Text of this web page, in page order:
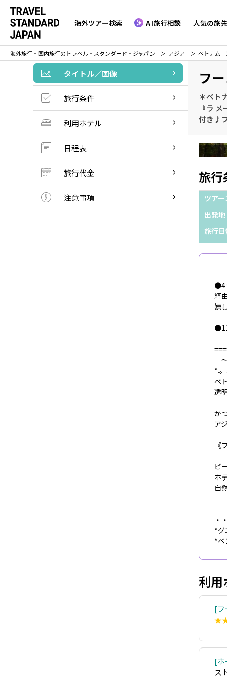
海外ツアー検索 AI旅行相談 人気の旅
海外旅行・国内旅行のトラベル・スタンダード・ジャパン アジア ベトナム
タイトル／画像
旅行条件
利用ホテル
日程表
旅行代金
注意事項
フ
＊ベト
『ラ
付き♪
旅行
ツア
出発地
旅行
●4
経
嬉
*.
ベ
透
か
ア
《
ビ
ホ
自
・
*グ
*ベ
利用
ス